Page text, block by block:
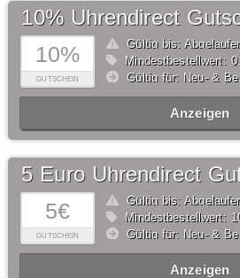
10%
GUTSCHEIN
10% Uhrendirect
Gültig bis:
Mindestbestellwert:
Gültig für: Neu- &
Anzeigen
5€
GUTSCHEIN
5 Euro Uhrendirect
Gültig bis:
Mindestbestellwert:
Gültig für: Neu- &
Anzeigen